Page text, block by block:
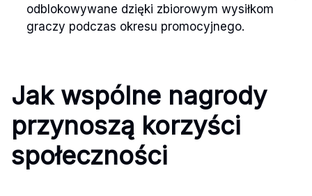
odblokowywane dzięki zbiorowym wysiłkom
graczy podczas okresu promocyjnego.
Jak wspólne nagrody
przynoszą korzyści
społeczności